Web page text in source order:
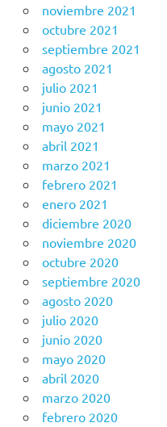
noviembre 2021
octubre 2021
septiembre 2021
agosto 2021
julio 2021
junio 2021
mayo 2021
abril 2021
marzo 2021
febrero 2021
enero 2021
diciembre 2020
noviembre 2020
octubre 2020
septiembre 2020
agosto 2020
julio 2020
junio 2020
mayo 2020
abril 2020
marzo 2020
febrero 2020